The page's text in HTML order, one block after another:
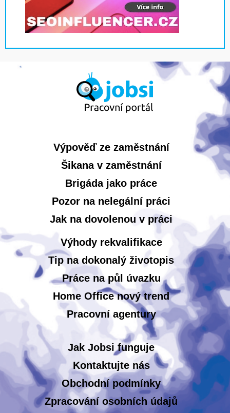
Výpověď ze zaměstnání
Šikana v zaměstnání
Brigáda jako práce
Pozor na nelegální práci
Jak na dovolenou v práci
Výhody rekvalifikace
Tip na dokonalý životopis
Práce na půl úvazku
Home Office nový trend
Pracovní agentury
Jak Jobsi funguje
Kontaktujte nás
Obchodní podmínky
Zpracování osobních údajů